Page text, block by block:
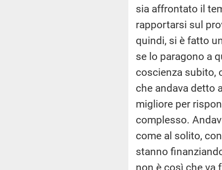
sia affrontato il
rapportarsi sul
quindi, si è fatto
se lo paragono a
coscienza subito,
che andava detto
migliore per
complesso.
come al solito,
stanno
non è così che va